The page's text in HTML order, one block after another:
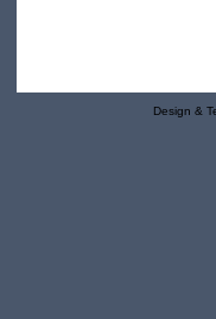
Design &